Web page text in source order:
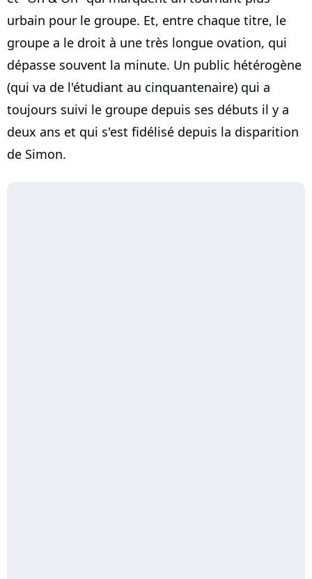
urbain pour le groupe. Et, entre chaque titre, le
groupe a le droit à une très longue ovation, qui
dépasse souvent la minute. Un public hétérogène
(qui va de l'étudiant au cinquantenaire) qui a
toujours suivi le groupe depuis ses débuts il y a
deux ans et qui s'est fidélisé depuis la disparition
de Simon.